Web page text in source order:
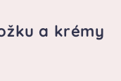
a krémy